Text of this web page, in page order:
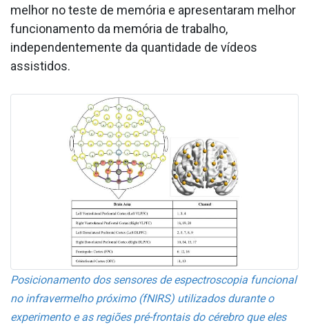
melhor no teste de memória e apresentaram melhor
funcionamento da memória de trabalho,
independentemente da quantidade de vídeos
assistidos.
Posicionamento dos sensores de espectroscopia funcional
no infravermelho próximo (fNIRS) utilizados durante o
experimento e as regiões pré-frontais do cérebro que eles